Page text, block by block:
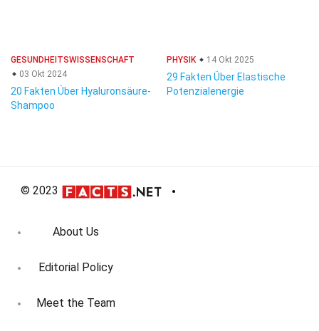
GESUNDHEITSWISSENSCHAFT
03 Okt 2024
20 Fakten Über Hyaluronsäure-
Shampoo
PHYSIK 14 Okt 2025
29 Fakten Über Elastische
Potenzialenergie
© 2023
About Us
Editorial Policy
Meet the Team